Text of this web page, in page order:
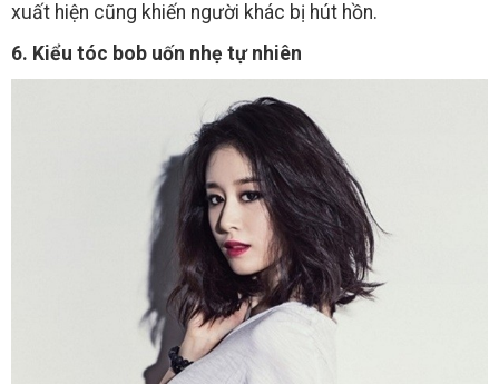
xuất hiện cũng khiến người khác bị hút hồn.
6. Kiểu tóc bob uốn nhẹ tự nhiên